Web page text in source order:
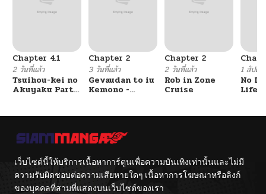
Chapter 4.1
2 วันที่แล้ว
Tsuihou-kei no
Akuyaku Party
node, Zamaa
Jibun o
Tsuihou
Shimashita.:
Skill o Ubau
“Steal” tte
Akuyakusugiru
Chapter 2
3 วันที่แล้ว
Gevaudan to iu
Kemono -
Musaboru Moto
Saikyou
Monster wa,
Fukushuu no
Prison Break
wo
Kuwadateru-
Chapter 2
2 วันที่แล้ว
Rob in Zone
Cruise
1 สัปด
No
Life!!
เว็บไซต์นี้ให้บริการเนื้อหาการ์ตูนเพื่อความบันเทิงเท่านั้นและไม่มี
ความรับผิดชอบต่อความเสียหายใดๆ เนื้อหาการโฆษณาหรือลิงก์
ของบุคคลที่สามที่แสดงบนเว็บไซต์ของเรา